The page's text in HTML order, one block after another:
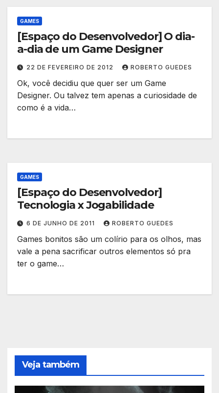
GAMES
[Espaço do Desenvolvedor] O dia-
a-dia de um Game Designer
22 DE FEVEREIRO DE 2012 ROBERTO GUEDES
Ok, você decidiu que quer ser um Game
Designer. Ou talvez tem apenas a curiosidade de
como é a vida…
GAMES
[Espaço do Desenvolvedor]
Tecnologia x Jogabilidade
6 DE JUNHO DE 2011 ROBERTO GUEDES
Games bonitos são um colírio para os olhos, mas
vale a pena sacrificar outros elementos só pra
ter o game…
Veja também